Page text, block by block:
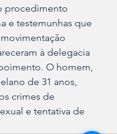
procedimento
e testemunhas que
à delegacia
O homem,
de 31 anos,
crimes de
e tentativa de